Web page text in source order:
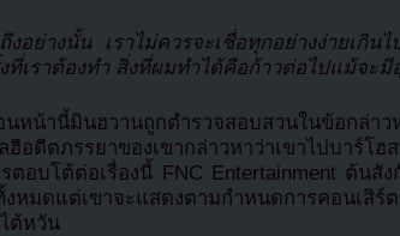
ถึงอย่างนั้น เราไม่ควรจะเชื่อทุกอย่างง่ายเกิ
เราต้องทำ สิ่งที่ผมทำได้คือก้าวต่อไปแม้จะมี
นหน้านี้มินฮวานถูกตำรวจสอบสวนในข้อกล่าว
อดีตภรรยาของเขากล่าวหาว่าเขาไปบาร์โฮ
ตอบโต้ต่อเรื่องนี้ FNC Entertainment ต้นสัง
งหมดแต่เขาจะแสดงตามกำหนดการคอนเสิร์
ต้หวัน